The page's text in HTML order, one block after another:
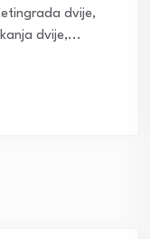
dvije,
dvije,...